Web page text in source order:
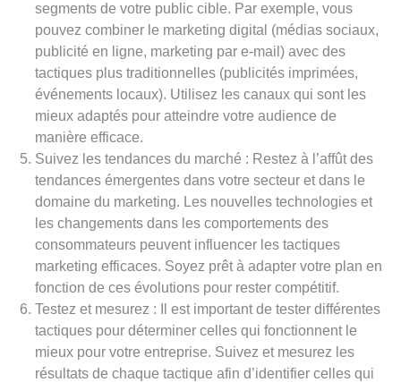
segments de votre public cible. Par exemple, vous
pouvez combiner le marketing digital (médias sociaux,
publicité en ligne, marketing par e-mail) avec des
tactiques plus traditionnelles (publicités imprimées,
événements locaux). Utilisez les canaux qui sont les
mieux adaptés pour atteindre votre audience de
manière efficace.
Suivez les tendances du marché : Restez à l’affût des
tendances émergentes dans votre secteur et dans le
domaine du marketing. Les nouvelles technologies et
les changements dans les comportements des
consommateurs peuvent influencer les tactiques
marketing efficaces. Soyez prêt à adapter votre plan en
fonction de ces évolutions pour rester compétitif.
Testez et mesurez : Il est important de tester différentes
tactiques pour déterminer celles qui fonctionnent le
mieux pour votre entreprise. Suivez et mesurez les
résultats de chaque tactique afin d’identifier celles qui